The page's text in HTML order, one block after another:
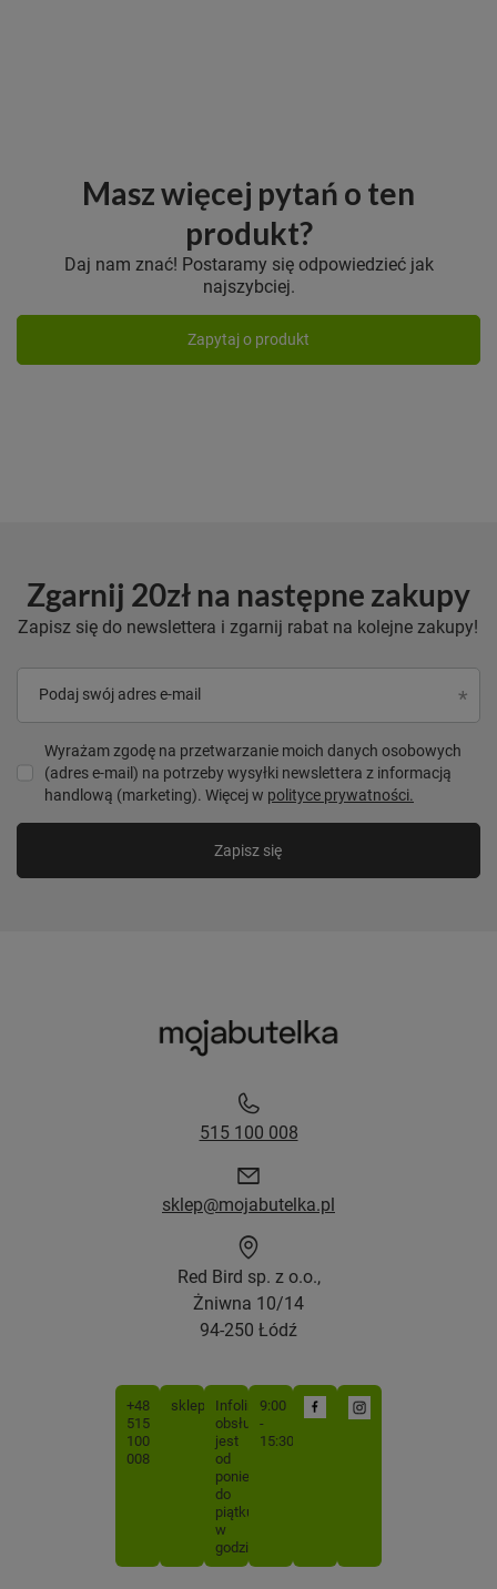
Masz więcej pytań o ten
produkt?
Daj nam znać! Postaramy się odpowiedzieć jak
najszybciej.
Zapytaj o produkt
Zgarnij 20zł na następne zakupy
Zapisz się do newslettera i zgarnij rabat na kolejne zakupy!
Podaj swój adres e-mail
Wyrażam zgodę na przetwarzanie moich danych osobowych
(adres e-mail) na potrzeby wysyłki newslettera z informacją
handlową (marketing). Więcej w polityce prywatności.
Zapisz się
515 100 008
sklep@mojabutelka.pl
Red Bird sp. z o.o.,
Żniwna 10/14
94-250 Łódź
+48
515
100
008
sklep@mojabutelka.pl
Infolinia
obsługiwana
jest
od
poniedziałku
do
piątku
w
godzinach
9:00
-
15:30